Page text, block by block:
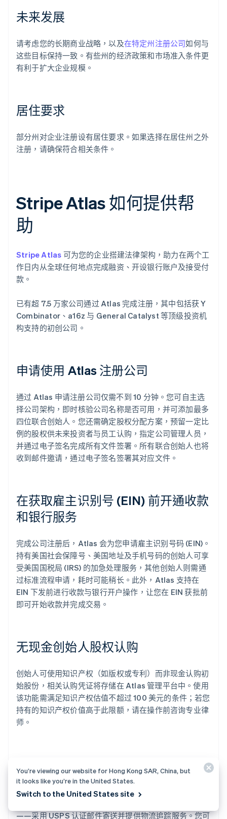
未来发展
请考虑您的长期商业战略，以及在特定州注册公司如何与
这些目标保持一致。有些州的经济政策和市场准入条件更
有利于扩大企业规模。
居住要求
部分州对企业注册设有居住要求。如果选择在居住州之外
注册，请确保符合相关条件。
Stripe Atlas 如何提供帮
助
Stripe Atlas 可为您的企业搭建法律架构，助力在两个工
作日内从全球任何地点完成融资、开设银行账户及接受付
款。
已有超 7.5 万家公司通过 Atlas 完成注册，其中包括获 Y
Combinator、a16z 与 General Catalyst 等顶级投资机
构支持的初创公司。
申请使用 Atlas 注册公司
通过 Atlas 申请注册公司仅需不到 10 分钟。您可自主选
择公司架构，即时核验公司名称是否可用，并可添加最多
四位联合创始人。您还需确定股权分配方案，预留一定比
例的股权供未来投资者与员工认购，指定公司管理人员，
并通过电子签名完成所有文件签署。所有联合创始人也将
收到邮件邀请，通过电子签名签署其对应文件。
在获取雇主识别号 (EIN) 前开通收款
和银行服务
完成公司注册后，Atlas 会为您申请雇主识别号码 (EIN)。
持有美国社会保障号、美国地址及手机号码的创始人可享
受美国国税局 (IRS) 的加急处理服务，其他创始人则需通
过标准流程申请，耗时可能稍长。此外，Atlas 支持在
EIN 下发前进行收款与银行开户操作，让您在 EIN 获批前
即可开始收款并完成交易。
无现金创始人股权认购
创始人可使用知识产权（如版权或专利）而非现金认购初
始股份，相关认购凭证将存储在 Atlas 管理平台中。使用
该功能需满足知识产权估值不超过 100 美元的条件；若您
持有的知识产权价值高于此限额，请在操作前咨询专业律
师。
自动提交 83 (b) 税务申报
创始人可通过提交 83 (b) 税务申报降低个人所得税负。无
——采用 USPS 认证邮件寄送并提供物流追踪服务。您可
You’re viewing our website for Hong Kong SAR, China, but
it looks like you’re in the United States.
Switch to the United States site